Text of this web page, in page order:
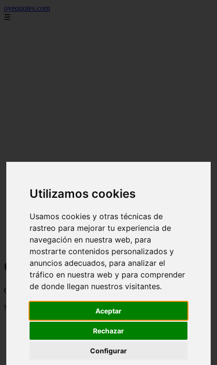
Utilizamos cookies
Usamos cookies y otras técnicas de
rastreo para mejorar tu experiencia de
navegación en nuestra web, para
mostrarte contenidos personalizados y
anuncios adecuados, para analizar el
tráfico en nuestra web y para comprender
de donde llegan nuestros visitantes.
Aceptar
Rechazar
Configurar
oyequotes.com
☰
Curiosidades y Sabias que
Cosas curiosas, curiosidades, noticias impactantes y mucho mas
Mostrando 1 - 24 de 2838 artículos